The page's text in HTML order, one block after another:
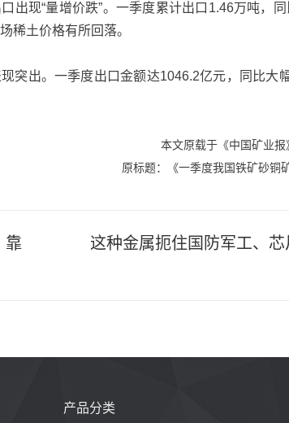
出现“量增价跌”。一季度累计出口1.46万吨，
稀土价格有所回落。
突出。一季度出口金额达1046.2亿元，同比大
本文原载于《中国矿业
原标题：《一季度我国铁矿砂铜
靠
这种金属扼住国防军工、
产品分类